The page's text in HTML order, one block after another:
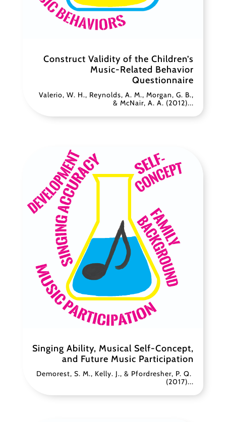
Construct Validity of the Children’s
Music-Related Behavior
Questionnaire
Valerio, W. H., Reynolds, A. M., Morgan, G. B.,
& McNair, A. A. (2012)...
Singing Ability, Musical Self-Concept,
and Future Music Participation
Demorest, S. M., Kelly. J., & Pfordresher, P. Q.
(2017)...